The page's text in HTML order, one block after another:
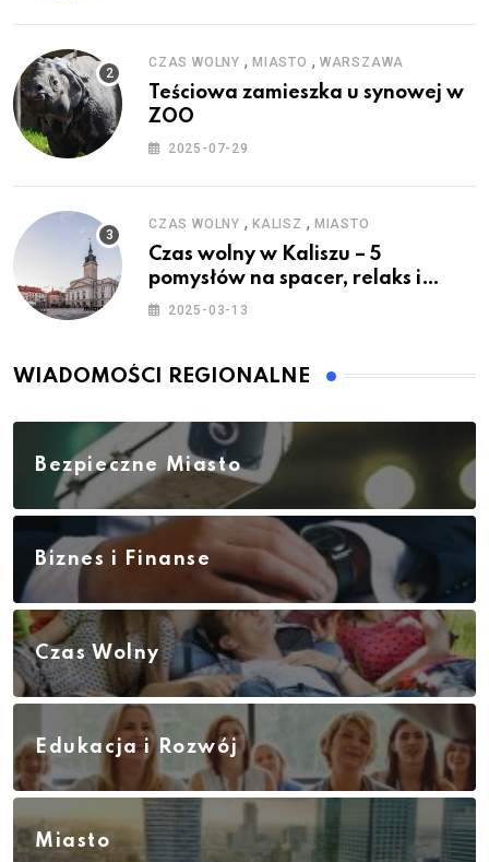
CZAS WOLNY , MIASTO , WARSZAWA
Teściowa zamieszka u synowej w
ZOO
2025-07-29
CZAS WOLNY , KALISZ , MIASTO
Czas wolny w Kaliszu – 5
pomysłów na spacer, relaks i
rodzinne atrakcje
2025-03-13
WIADOMOŚCI REGIONALNE
Bezpieczne Miasto
Biznes i Finanse
Czas Wolny
Edukacja i Rozwój
Miasto